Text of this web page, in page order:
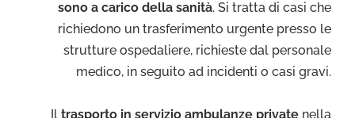
sono a carico della sanità. Si tratta di casi che
richiedono un trasferimento urgente presso le
strutture ospedaliere, richieste dal personale
medico, in seguito ad incidenti o casi gravi.
Il trasporto in servizio ambulanze private nella